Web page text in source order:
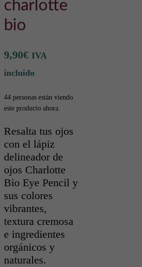
charlotte
bio
9,90€ IVA
incluido
44 personas están viendo
este producto ahora.
Resalta tus ojos
con el lápiz
delineador de
ojos Charlotte
Bio Eye Pencil y
sus colores
vibrantes,
textura cremosa
e ingredientes
orgánicos y
naturales.